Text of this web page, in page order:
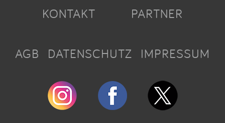
KONTAKT PARTNER
AGB DATENSCHUTZ IMPRESSUM